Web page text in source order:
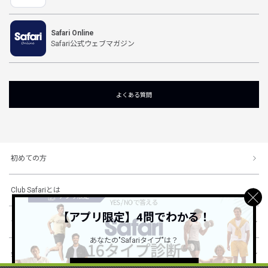
Safari Online
Safari公式ウェブマガジン
よくある質問
初めての方
Club Safariとは
ショッピングガイド
会社概要・規約
【アプリ限定】4問でわかる！
あなたの"Safariタイプ"は？